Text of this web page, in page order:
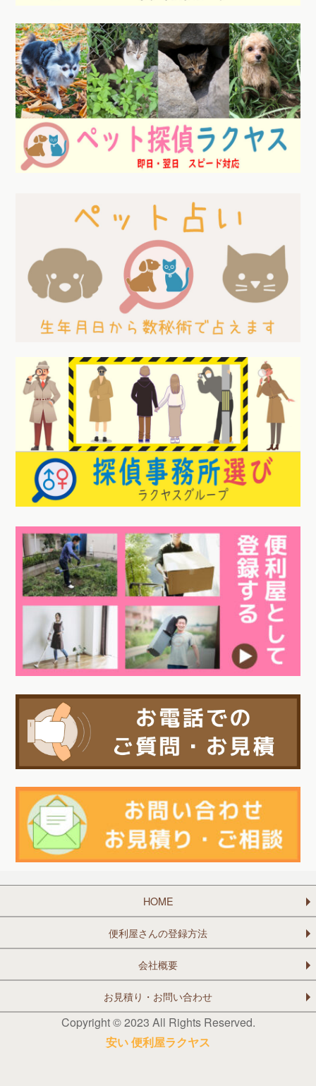
HOME
便利屋さんの登録方法
会社概要
お見積り・お問い合わせ
Copyright © 2023 All Rights Reserved.
安い 便利屋ラクヤス